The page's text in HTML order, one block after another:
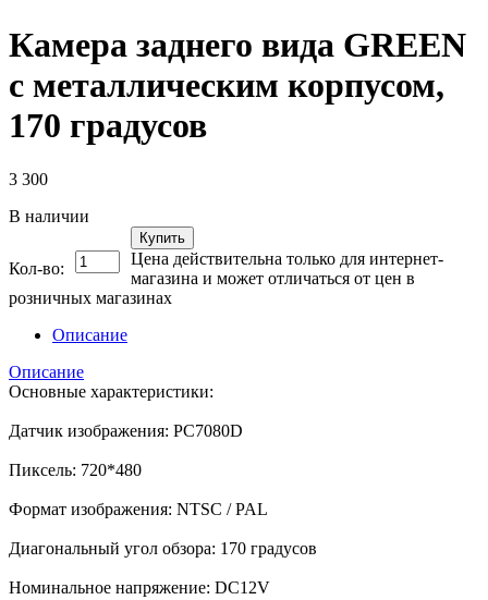
Камера заднего вида GREEN
с металлическим корпусом,
170 градусов
3 300
В наличии
Кол-во:
Купить
Цена действительна только для интернет-
магазина и может отличаться от цен в
розничных магазинах
Описание
Описание
Основные характеристики:
Датчик изображения: PC7080D
Пиксель: 720*480
Формат изображения: NTSC / PAL
Диагональный угол обзора: 170 градусов
Номинальное напряжение: DC12V